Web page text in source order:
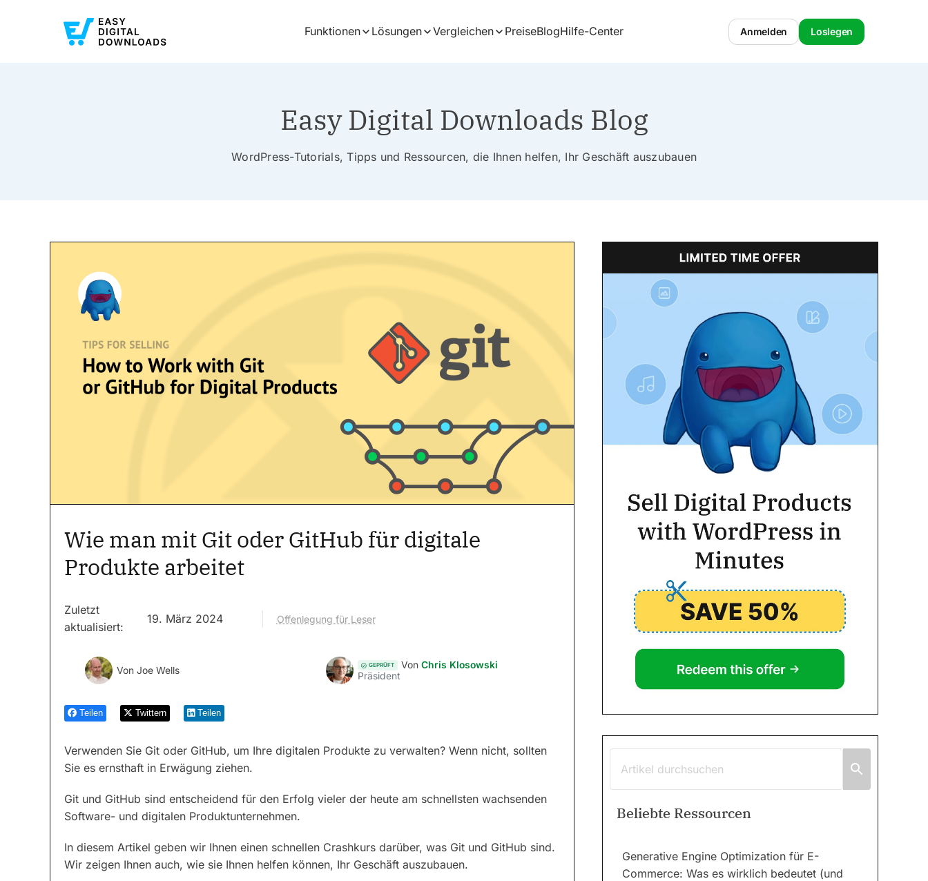
Funktionen Lösungen Vergleichen PreiseBlogHilfe-Center Anmelden Loslegen
Easy Digital Downloads Blog
WordPress-Tutorials, Tipps und Ressourcen, die Ihnen helfen, Ihr Geschäft auszubauen
Wie man mit Git oder GitHub für digitale
Produkte arbeitet
Zuletzt
aktualisiert:
19. März 2024 Offenlegung für Leser
Von Joe Wells GEPRÜFT Von Chris Klosowski
Präsident
Teilen Twittern Teilen
Verwenden Sie Git oder GitHub, um Ihre digitalen Produkte zu verwalten? Wenn nicht, sollten
Sie es ernsthaft in Erwägung ziehen.
Git und GitHub sind entscheidend für den Erfolg vieler der heute am schnellsten wachsenden
Software- und digitalen Produktunternehmen.
In diesem Artikel geben wir Ihnen einen schnellen Crashkurs darüber, was Git und GitHub sind.
Wir zeigen Ihnen auch, wie sie Ihnen helfen können, Ihr Geschäft auszubauen.
Beliebte Ressourcen
Generative Engine Optimization für E-
Commerce: Was es wirklich bedeutet (und